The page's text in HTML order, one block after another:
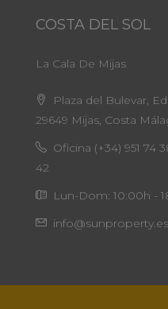
COSTA DEL SOL
La Cala De Mijas
Plaza del Bulevar,
29649 Mijas, Costa
Oficina (+34) 951 74
42
Lun-Dom: 10:00h -
info@sunproperty.es